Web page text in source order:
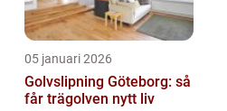
05 januari 2026
Golvslipning Göteborg: så
får trägolven nytt liv